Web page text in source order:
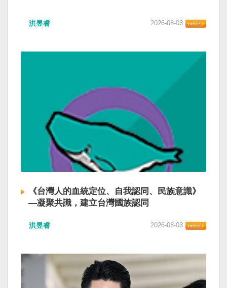
洪昱睿 2026-08-03
《台灣人的血統定位、自我認同、民族意識》
—凝聚共識，建立台灣國族認同
洪昱睿 2026-08-03